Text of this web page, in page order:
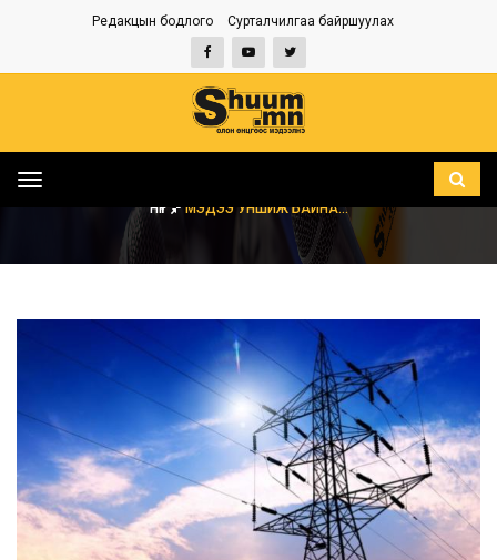
Редакцын бодлого Сурталчилгаа байршуулах
Toggle
НҮҮР МЭДЭЭ УНШИЖ БАЙНА...